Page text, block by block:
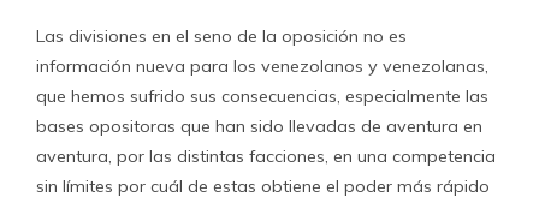
Las divisiones en el seno de la oposición no es
información nueva para los venezolanos y venezolanas,
que hemos sufrido sus consecuencias, especialmente las
bases opositoras que han sido llevadas de aventura en
aventura, por las distintas facciones, en una competencia
sin límites por cuál de estas obtiene el poder más rápido